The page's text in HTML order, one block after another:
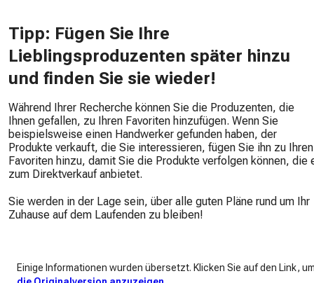
Tipp: Fügen Sie Ihre
Lieblingsproduzenten später hinzu
und finden Sie sie wieder!
Während Ihrer Recherche können Sie die Produzenten, die
Ihnen gefallen, zu Ihren Favoriten hinzufügen. Wenn Sie
beispielsweise einen Handwerker gefunden haben, der
Produkte verkauft, die Sie interessieren, fügen Sie ihn zu Ihren
Favoriten hinzu, damit Sie die Produkte verfolgen können, die
zum Direktverkauf anbietet.
Sie werden in der Lage sein, über alle guten Pläne rund um Ihr
Zuhause auf dem Laufenden zu bleiben!
Einige Informationen wurden übersetzt. Klicken Sie auf den Link,